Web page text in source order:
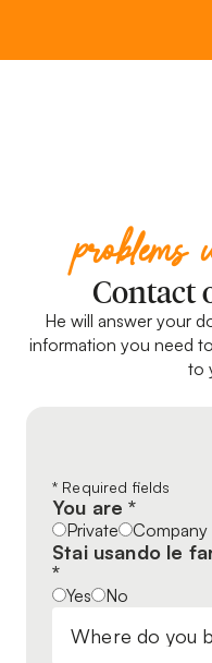
Contact
He will answer your
information you need
to
Leave
this
field
blank
* Required fields
You are *
Private Company
Stai usando le
*
Yes No